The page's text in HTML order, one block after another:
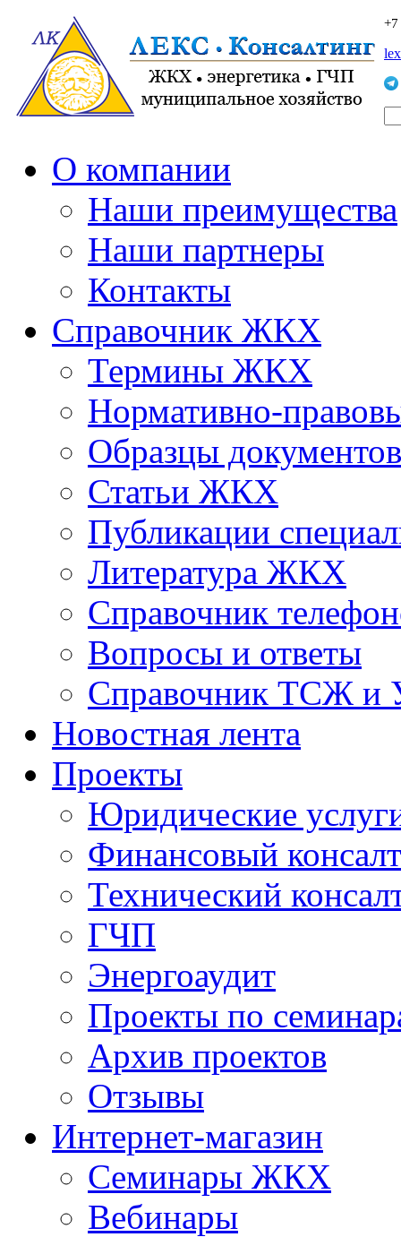
О компании
Наши преимущества
Наши партнеры
Контакты
Справочник ЖКХ
Термины ЖКХ
Нормативно-
Образцы документов
Статьи ЖКХ
Публикации
Литература ЖКХ
Справочник
Вопросы и ответы
Справочник ТСЖ и
Новостная лента
Проекты
Юридические
Финансовый
Технический
ГЧП
Энергоаудит
Проекты по
Архив проектов
Отзывы
Интернет-магазин
Семинары ЖКХ
Вебинары